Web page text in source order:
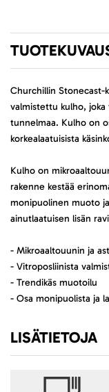
Churchillin Stonecast-
valmistettu kulho, joka
tunnelmaa. Kulho on
korkealaatuisista
Kulho on
rakenne kestää
monipuolinen muoto
ainutlaatuisen lisän
- Mikroaaltouunin ja
- Vitroposliinista
- Trendikäs muotoilu
- Osa monipuolista ja
LISÄTIETOJA